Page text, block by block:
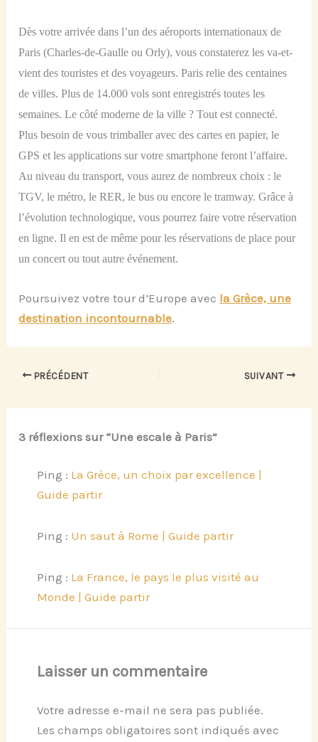
Dès votre arrivée dans l’un des aéroports internationaux de
Paris (Charles-de-Gaulle ou Orly), vous constaterez les va-et-
vient des touristes et des voyageurs. Paris relie des centaines
de villes. Plus de 14.000 vols sont enregistrés toutes les
semaines. Le côté moderne de la ville ? Tout est connecté.
Plus besoin de vous trimballer avec des cartes en papier, le
GPS et les applications sur votre smartphone feront l’affaire.
Au niveau du transport, vous aurez de nombreux choix : le
TGV, le métro, le RER, le bus ou encore le tramway. Grâce à
l’évolution technologique, vous pourrez faire votre réservation
en ligne. Il en est de même pour les réservations de place pour
un concert ou tout autre événement.
Poursuivez votre tour d’Europe avec la Grèce, une
destination incontournable.
PRÉCÉDENT SUIVANT
3 réflexions sur “Une escale à Paris”
Ping : La Grèce, un choix par excellence |
Guide partir
Ping : Un saut à Rome | Guide partir
Ping : La France, le pays le plus visité au
Monde | Guide partir
Laisser un commentaire
Votre adresse e-mail ne sera pas publiée.
Les champs obligatoires sont indiqués avec